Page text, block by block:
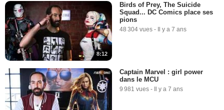
8:12
Birds of Prey, The Suicide
Squad... DC Comics place ses
pions
48 304 vues - Il y a 7 ans
Captain Marvel : girl power
dans le MCU
9 981 vues - Il y a 7 ans